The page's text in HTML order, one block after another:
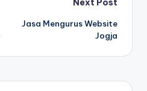
Next Post
Jasa Mengurus Website
Jogja